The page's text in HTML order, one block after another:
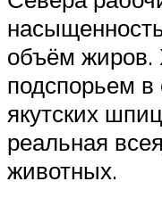
объём
подспорьем в
якутских
реальная
животных.